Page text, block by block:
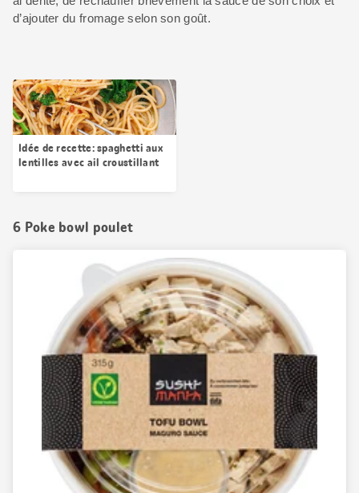
d’ajouter du fromage selon son goût.
Idée de recette: spaghetti aux
lentilles avec ail croustillant
6 Poke bowl poulet